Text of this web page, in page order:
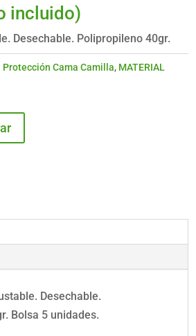
incluido)
Desechable. Polipropileno 40gr.
Protección Cama Camilla, MATERIAL
Desechable.
Bolsa 5 unidades.